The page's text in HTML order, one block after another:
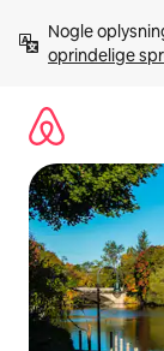
videre
Nogle
oprindelige